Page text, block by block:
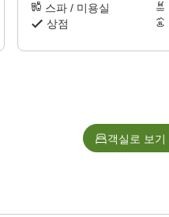
스파 / 미용실
상점
객실로 보기